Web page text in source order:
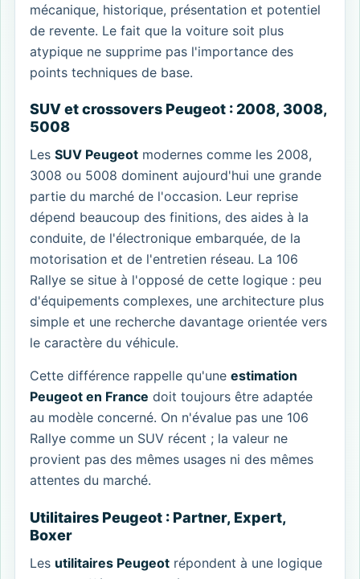
mécanique, historique, présentation et potentiel
de revente. Le fait que la voiture soit plus
atypique ne supprime pas l'importance des
points techniques de base.
SUV et crossovers Peugeot : 2008, 3008,
5008
Les SUV Peugeot modernes comme les 2008,
3008 ou 5008 dominent aujourd'hui une grande
partie du marché de l'occasion. Leur reprise
dépend beaucoup des finitions, des aides à la
conduite, de l'électronique embarquée, de la
motorisation et de l'entretien réseau. La 106
Rallye se situe à l'opposé de cette logique : peu
d'équipements complexes, une architecture plus
simple et une recherche davantage orientée vers
le caractère du véhicule.
Cette différence rappelle qu'une estimation
Peugeot en France doit toujours être adaptée
au modèle concerné. On n'évalue pas une 106
Rallye comme un SUV récent ; la valeur ne
provient pas des mêmes usages ni des mêmes
attentes du marché.
Utilitaires Peugeot : Partner, Expert,
Boxer
Les utilitaires Peugeot répondent à une logique